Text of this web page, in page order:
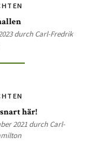
durch Carl-Fredrik
här!
2021 durch Carl-